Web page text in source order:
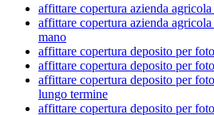
affittare copertura azienda
affittare copertura azienda
mano
affittare copertura deposito per
affittare copertura deposito per
affittare copertura deposito per
lungo termine
affittare copertura deposito per